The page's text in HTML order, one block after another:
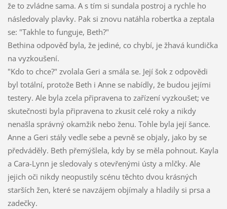
že to zvládne sama. A s tím si sundala postroj a rychle ho
následovaly plavky. Pak si znovu natáhla robertka a zeptala
se: "Takhle to funguje, Beth?"
Bethina odpověď byla, že jediné, co chybí, je žhavá kundička
na vyzkoušení.
"Kdo to chce?" zvolala Geri a smála se. Její šok z odpovědi
byl totální, protože Beth i Anne se nabídly, že budou jejími
testery. Ale byla zcela připravena to zařízení vyzkoušet; ve
skutečnosti byla připravena to zkusit celé roky a nikdy
nenašla správný okamžik nebo ženu. Tohle byla její šance.
Anne a Geri stály vedle sebe a pevně se objaly, jako by se
předváděly. Beth přemýšlela, kdy by se měla pohnout. Kayla
a Cara-Lynn je sledovaly s otevřenými ústy a mlčky. Ale
jejich oči nikdy neopustily scénu těchto dvou krásných
starších žen, které se navzájem objímaly a hladily si prsa a
zadečky.